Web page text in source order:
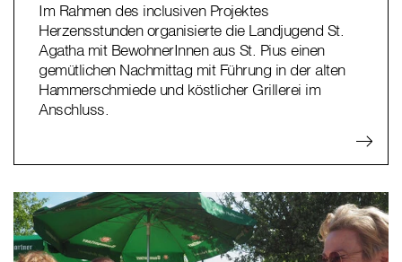
Im Rahmen des inclusiven Projektes
Herzensstunden organisierte die Landjugend St.
Agatha mit BewohnerInnen aus St. Pius einen
gemütlichen Nachmittag mit Führung in der alten
Hammerschmiede und köstlicher Grillerei im
Anschluss.